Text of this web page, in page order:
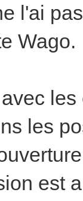
l'ai
Wago.
les
est